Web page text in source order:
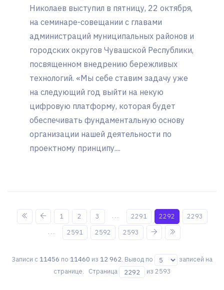
Николаев выступил в пятницу, 22 октября,
на семинаре-совещании с главами
администраций муниципальных районов и
городских округов Чувашской Республики,
посвященном внедрению бережливых
технологий. «Мы себе ставим задачу уже
на следующий год выйти на некую
цифровую платформу, которая будет
обеспечивать фундаментальную основу
организации нашей деятельности по
проектному принципу....
1 2 3 ... 2291 2292
2293
...
2591 2592 2593
Записи с 11456 по 11460 из 12 962. Вывод по
записей на
странице. Страница
из 2593